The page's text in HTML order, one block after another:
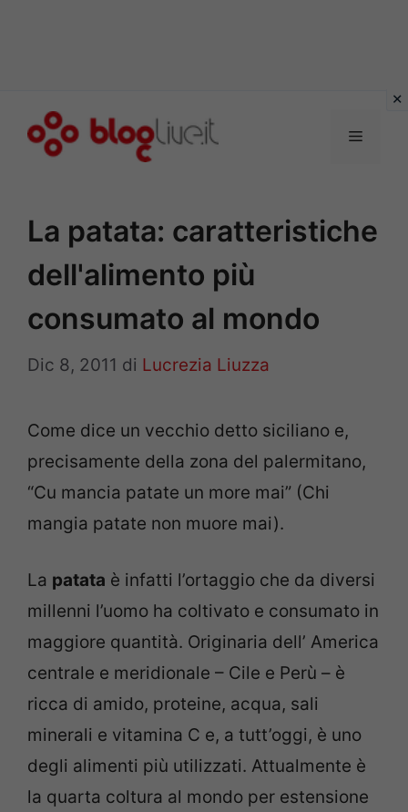
Menu
La patata: caratteristiche
dell'alimento più
consumato al mondo
Dic 8, 2011 di Lucrezia Liuzza
Come dice un vecchio detto siciliano e,
precisamente della zona del palermitano,
“Cu mancia patate un more mai” (Chi
mangia patate non muore mai).
La patata è infatti l’ortaggio che da diversi
millenni l’uomo ha coltivato e consumato in
maggiore quantità. Originaria dell’ America
centrale e meridionale – Cile e Perù – è
ricca di amido, proteine, acqua, sali
minerali e vitamina C e, a tutt’oggi, è uno
degli alimenti più utilizzati. Attualmente è
la quarta coltura al mondo per estensione